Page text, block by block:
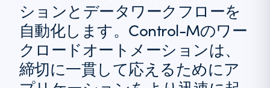
ションとデータワークフローを
自動化します。Control-Mのワー
クロードオートメーションは、
締切に一貫して応えるためにア